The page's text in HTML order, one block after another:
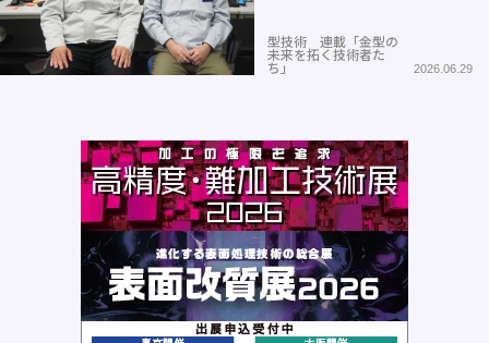
型技術 連載「金型の
未来を拓く技術者た
ち」
2026.06.29